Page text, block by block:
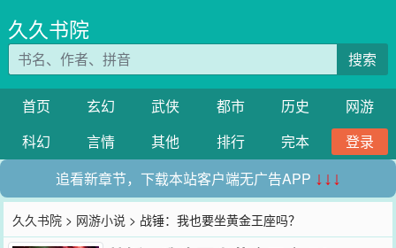
久久书院
搜索
首页 玄幻 武侠 都市 历史
网游
科幻
言情 其他 排行 完本
登录
追看新章节，下载本站客户端无广告APP ↓↓↓
久久书院 > 网游小说 > 战锤：我也要坐黄金王座吗？